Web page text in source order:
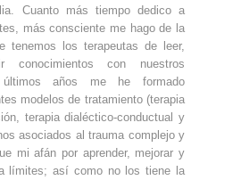
Cuanto más tiempo dedico a
más consciente me hago de la
tenemos los terapeutas de leer,
conocimientos con nuestros
años me he formado
modelos de tratamiento (terapia
terapia dialéctico-conductual y
asociados al trauma complejo y
mi afán por aprender, mejorar y
límites; así como no los tiene la